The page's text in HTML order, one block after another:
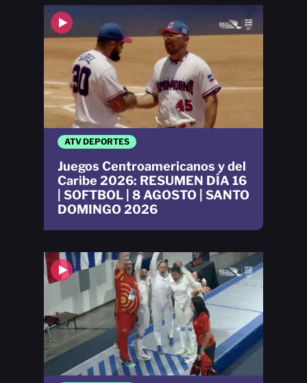
ATV DEPORTES
Juegos Centroamericanos y del
Caribe 2026: RESUMEN DÍA 16
| SOFTBOL | 8 AGOSTO | SANTO
DOMINGO 2026